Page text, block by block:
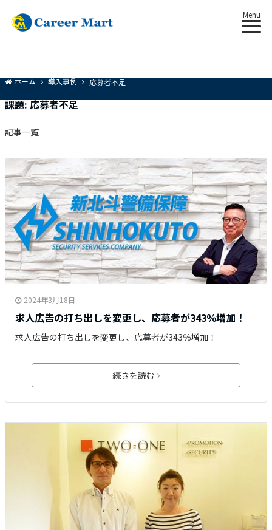
Menu
ホーム 導入事例 応募者不足
課題:応募者不足
記事一覧
2024年3月18日
求人広告の打ち出しを変更し、応募者が343％増加！
求人広告の打ち出しを変更し、応募者が343％増加！
続きを読む